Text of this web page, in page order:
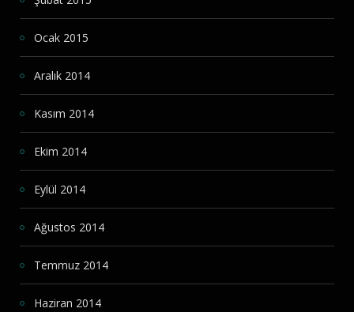
Ocak 2015
Aralık 2014
Kasım 2014
Ekim 2014
Eylül 2014
Ağustos 2014
Temmuz 2014
Haziran 2014